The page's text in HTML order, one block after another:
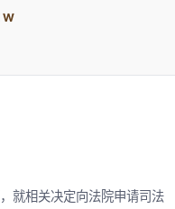
就相关决定向法院申请司法